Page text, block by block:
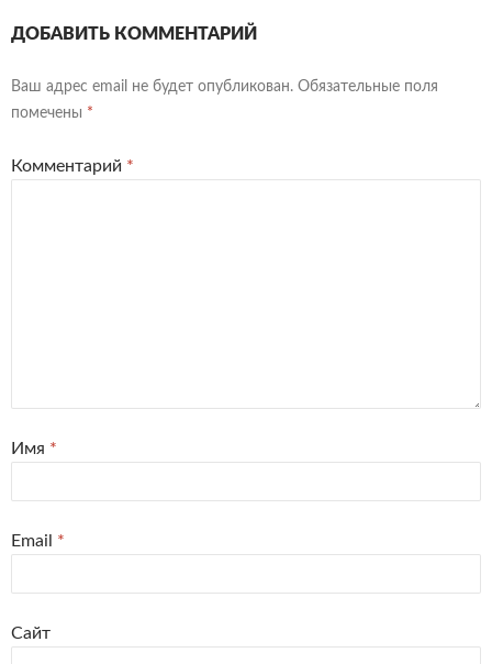
ДОБАВИТЬ КОММЕНТАРИЙ
Ваш адрес email не будет опубликован. Обязательные поля
помечены *
Комментарий *
Имя *
Email *
Сайт